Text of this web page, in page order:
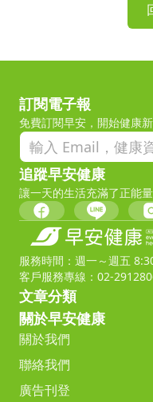
訂閱電子報
免費訂閱早安，開始健康新
追蹤早安健康
讓一天的生活充滿了正能
服務時間：週一～週五
客戶服務專線：02-
文章分類
關於早安健康
關於我們
聯絡我們
廣告刊登